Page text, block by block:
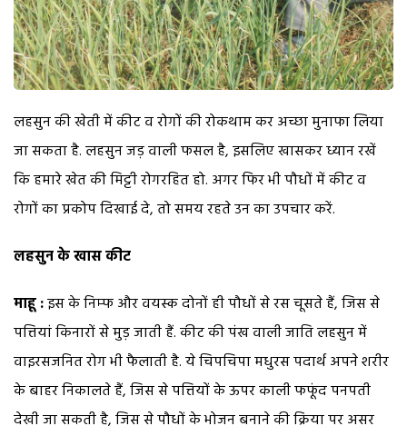
लहसुन की खेती में कीट व रोगों की रोकथाम कर अच्छा मुनाफा लिया
जा सकता है. लहसुन जड़ वाली फसल है, इसलिए खासकर ध्यान रखें
कि हमारे खेत की मिट्टी रोगरहित हो. अगर फिर भी पौधों में कीट व
रोगों का प्रकोप दिखाई दे, तो समय रहते उन का उपचार करें.
लहसुन के खास कीट
माहू :इस के निम्फ और वयस्क दोनों ही पौधों से रस चूसते हैं, जिस से
पत्तियां किनारों से मुड़ जाती हैं. कीट की पंख वाली जाति लहसुन में
वाइरसजनित रोग भी फैलाती है. ये चिपचिपा मधुरस पदार्थ अपने शरीर
के बाहर निकालते हैं, जिस से पत्तियों के ऊपर काली फफूंद पनपती
देखी जा सकती है, जिस से पौधों के भोजन बनाने की क्रिया पर असर